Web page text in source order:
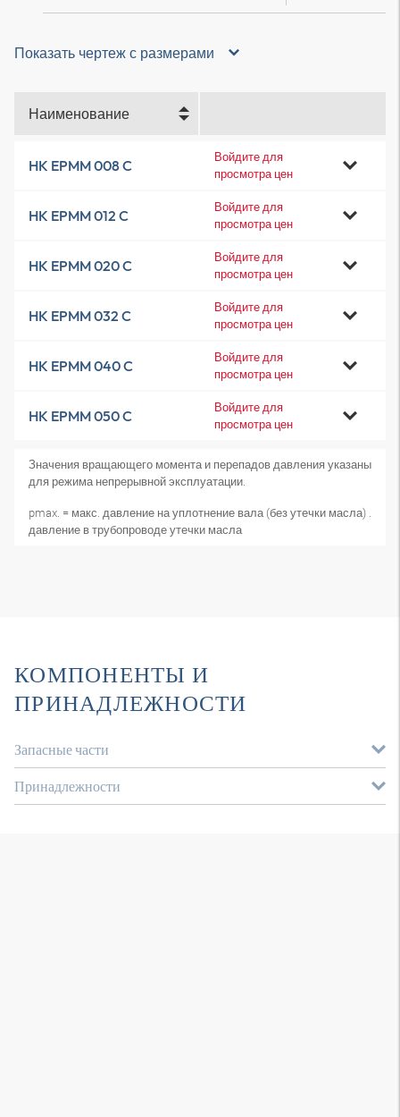
Показать чертеж с размерами
Наименование
HK EPMM 008 C
Войдите для
просмотра цен
HK EPMM 012 C
Войдите для
просмотра цен
HK EPMM 020 C
Войдите для
просмотра цен
HK EPMM 032 C
Войдите для
просмотра цен
HK EPMM 040 C
Войдите для
просмотра цен
HK EPMM 050 C
Войдите для
просмотра цен
Значения вращающего момента и перепадов давления указаны
для режима непрерывной эксплуатации.
pmax. = макс. давление на уплотнение вала (без утечки масла) .
давление в трубопроводе утечки масла
КОМПОНЕНТЫ И
ПРИНАДЛЕЖНОСТИ
Запасные части
Принадлежности